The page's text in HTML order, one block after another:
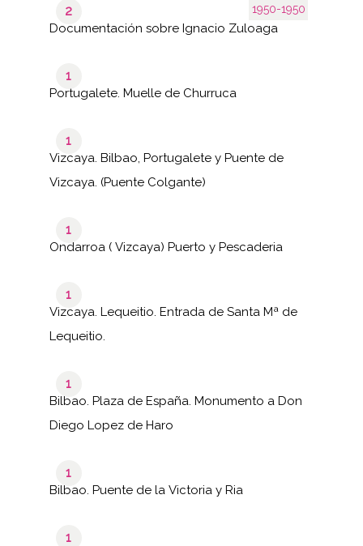
1950-1950
2
Documentación sobre Ignacio Zuloaga
1
Portugalete. Muelle de Churruca
1
Vizcaya. Bilbao, Portugalete y Puente de
Vizcaya. (Puente Colgante)
1
Ondarroa ( Vizcaya) Puerto y Pescaderia
1
Vizcaya. Lequeitio. Entrada de Santa Mª de
Lequeitio.
1
Bilbao. Plaza de España. Monumento a Don
Diego Lopez de Haro
1
Bilbao. Puente de la Victoria y Ria
1